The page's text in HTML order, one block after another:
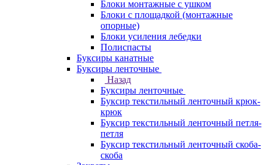
Блоки монтажные с ушком
Блоки с площадкой (монтажные
опорные)
Блоки усиления лебедки
Полиспасты
Буксиры канатные
Буксиры ленточные
Назад
Буксиры ленточные
Буксир текстильный ленточный крюк-
крюк
Буксир текстильный ленточный петля-
петля
Буксир текстильный ленточный скоба-
скоба